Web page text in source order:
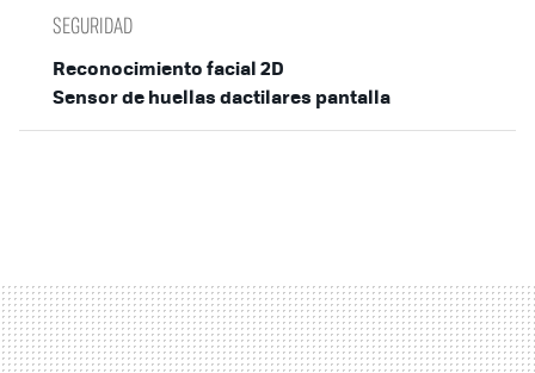
SEGURIDAD
Reconocimiento facial 2D
Sensor de huellas dactilares pantalla